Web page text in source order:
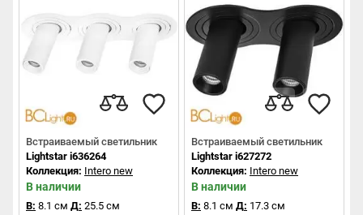
Встраиваемый светильник
Lightstar i636264
Коллекция: Intero new
В наличии
В: 8.1 см Д: 25.5 см
Встраиваемый светильник
Lightstar i627272
Коллекция: Intero new
В наличии
В: 8.1 см Д: 17.3 см